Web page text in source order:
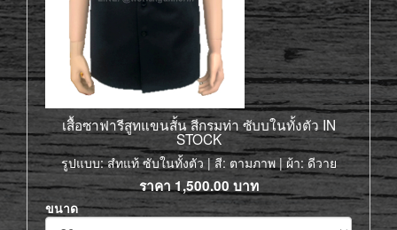
เสื้อซาฟารีสูทแขนสั้น สีกรมท่า ซับบในทั้งตัว IN
STOCK
รูปแบบ: สํทแท้ ซับในทั้งตัว | สี: ตามภาพ | ผ้า: ดีวาย
ราคา1,500.00 บาท
ขนาด